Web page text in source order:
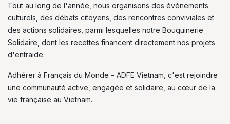
Tout au long de l'année, nous organisons des événements
culturels, des débats citoyens, des rencontres conviviales et
des actions solidaires, parmi lesquelles notre Bouquinerie
Solidaire, dont les recettes financent directement nos projets
d'entraide.
Adhérer à Français du Monde – ADFE Vietnam, c'est rejoindre
une communauté active, engagée et solidaire, au cœur de la
vie française au Vietnam.